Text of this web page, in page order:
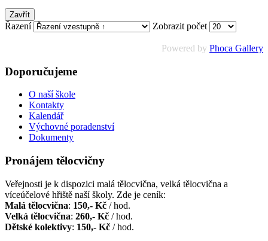
Zavřít
Řazení Zobrazit počet
Powered by Phoca Gallery
Doporučujeme
O naší škole
Kontakty
Kalendář
Výchovné poradenství
Dokumenty
Pronájem tělocvičny
Veřejnosti je k dispozici malá tělocvična, velká tělocvična a
víceúčelové hřiště naší školy. Zde je ceník:
Malá tělocvična: 150,- Kč / hod.
Velká tělocvična: 260,- Kč / hod.
Dětské kolektivy: 150,- Kč / hod.